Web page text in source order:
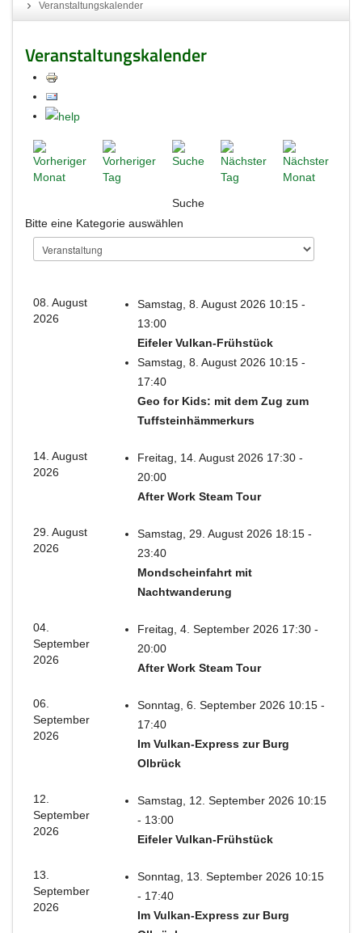
Veranstaltungskalender
Veranstaltungskalender
Suche
Bitte eine Kategorie auswählen
08. August
2026
Samstag, 8. August 2026 10:15 -
13:00
Eifeler Vulkan-Frühstück
Samstag, 8. August 2026 10:15 -
17:40
Geo for Kids: mit dem Zug zum
Tuffsteinhämmerkurs
14. August
2026
Freitag, 14. August 2026 17:30 -
20:00
After Work Steam Tour
29. August
2026
Samstag, 29. August 2026 18:15 -
23:40
Mondscheinfahrt mit
Nachtwanderung
04.
September
2026
Freitag, 4. September 2026 17:30 -
20:00
After Work Steam Tour
06.
September
2026
Sonntag, 6. September 2026 10:15 -
17:40
Im Vulkan-Express zur Burg
Olbrück
12.
September
2026
Samstag, 12. September 2026 10:15
- 13:00
Eifeler Vulkan-Frühstück
13.
September
2026
Sonntag, 13. September 2026 10:15
- 17:40
Im Vulkan-Express zur Burg